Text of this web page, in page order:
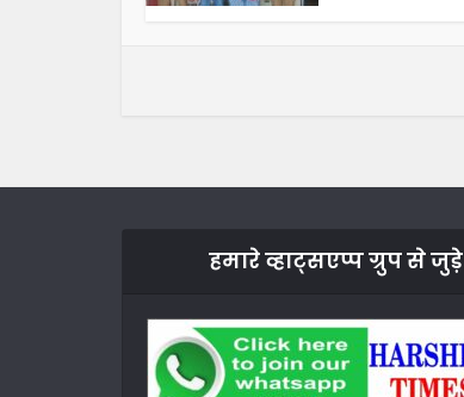
हमारे व्हाट्सएप्प ग्रुप से जुड़े